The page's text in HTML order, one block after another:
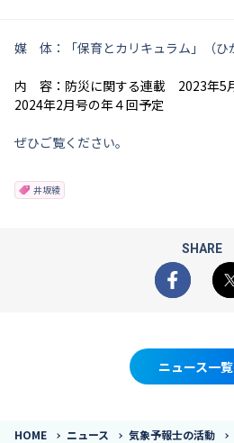
媒 体：「保育とカリキュラム」（ひ
内 容：防災に関する連載 2023年5
2024年2月号の年４回予定
ぜひご覧ください。
井坂綾
SHARE
ニュース一
HOME ニュース 気象予報士の活動